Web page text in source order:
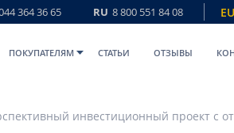
364 36 65 RU 8 800 551 84 08
ПОКУПАТЕЛЯМ СТАТЬИ ОТЗЫВЫ